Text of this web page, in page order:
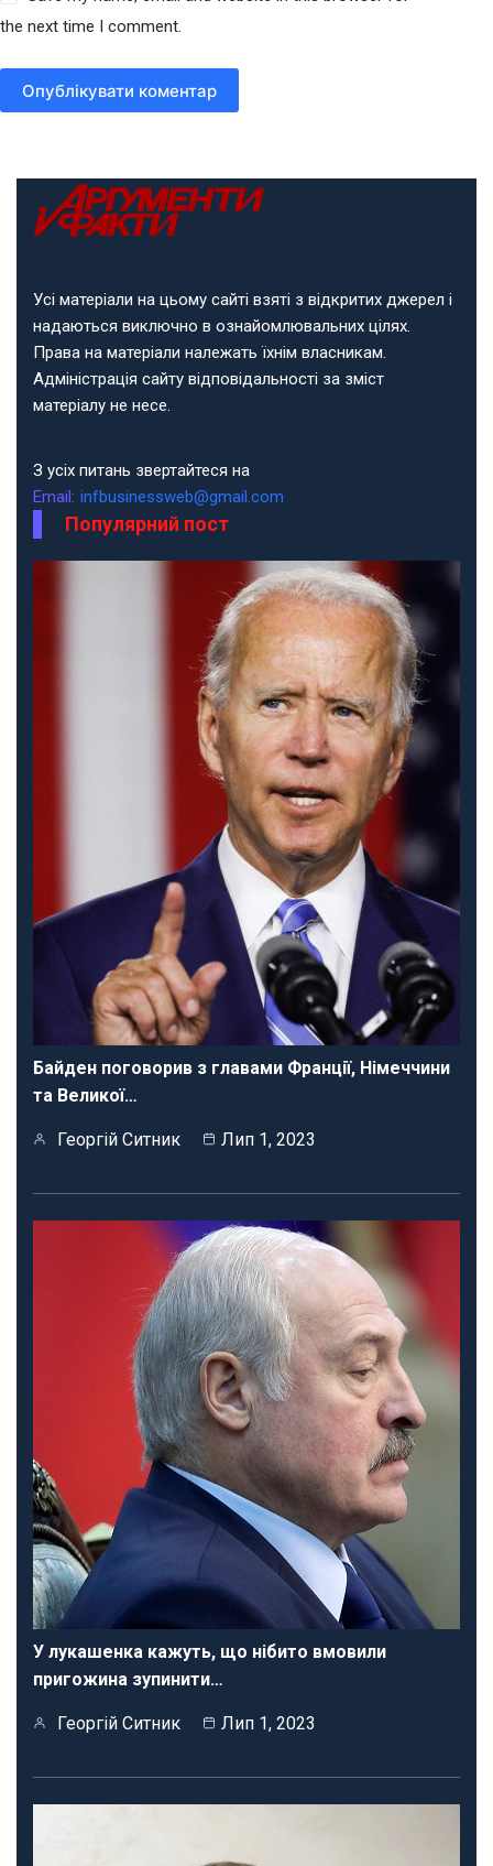
the next time I comment.
Опублікувати коментар
Усі матеріали на цьому сайті взяті з відкритих джерел і
надаються виключно в ознайомлювальних цілях.
Права на матеріали належать їхнім власникам.
Адміністрація сайту відповідальності за зміст
матеріалу не несе.
З усіх питань звертайтеся на
Email: infbusinessweb@gmail.com
Популярний пост
Байден поговорив з главами Франції, Німеччини
та Великої…
Георгій Ситник Лип 1, 2023
У лукашенка кажуть, що нібито вмовили
пригожина зупинити…
Георгій Ситник Лип 1, 2023